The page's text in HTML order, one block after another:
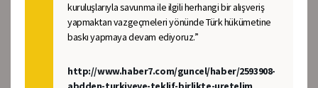
kuruluşlarıyla savunma ile ilgili herhangi bir alışveriş
yapmaktan vazgeçmeleri yönünde Türk hükümetine
baskı yapmaya devam ediyoruz.”
http://www.haber7.com/guncel/haber/2593908-